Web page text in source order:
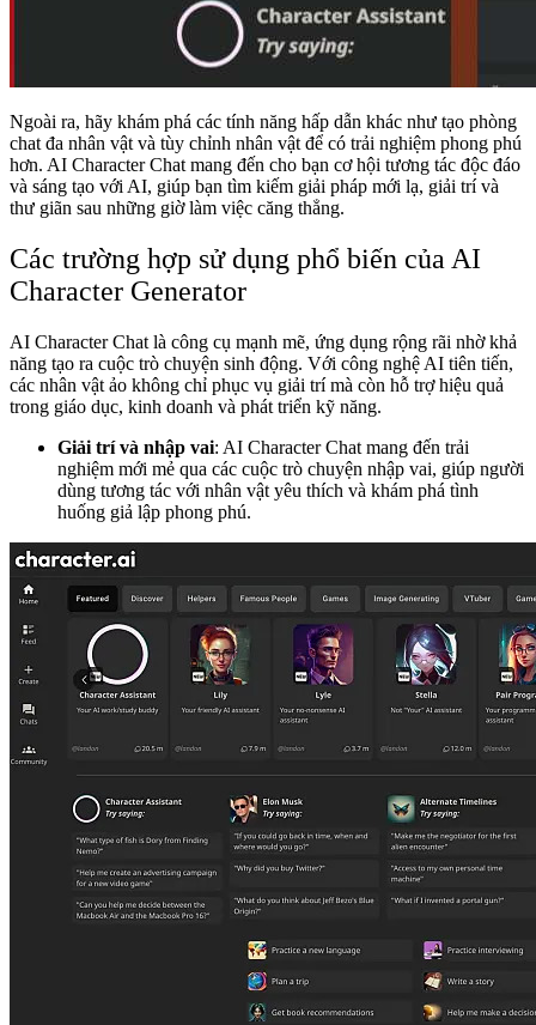
Ngoài ra, hãy khám phá các tính năng hấp dẫn khác như tạo phòng
chat đa nhân vật và tùy chỉnh nhân vật để có trải nghiệm phong phú
hơn. AI Character Chat mang đến cho bạn cơ hội tương tác độc đáo
và sáng tạo với AI, giúp bạn tìm kiếm giải pháp mới lạ, giải trí và
thư giãn sau những giờ làm việc căng thẳng.
Các trường hợp sử dụng phổ biến của AI
Character Generator
AI Character Chat là công cụ mạnh mẽ, ứng dụng rộng rãi nhờ khả
năng tạo ra cuộc trò chuyện sinh động. Với công nghệ AI tiên tiến,
các nhân vật ảo không chỉ phục vụ giải trí mà còn hỗ trợ hiệu quả
trong giáo dục, kinh doanh và phát triển kỹ năng.
Giải trí và nhập vai: AI Character Chat mang đến trải
nghiệm mới mẻ qua các cuộc trò chuyện nhập vai, giúp người
dùng tương tác với nhân vật yêu thích và khám phá tình
huống giả lập phong phú.